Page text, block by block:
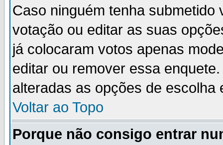
Caso ninguém tenha
votação ou editar as suas
já colocaram votos apenas
editar ou remover essa
alteradas as opções de escolha
Voltar ao Topo
Porque não consigo entrar